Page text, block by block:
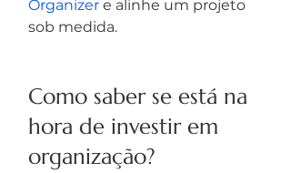
Organizer e alinhe um projeto
sob medida.
Como saber se está na
hora de investir em
organização?